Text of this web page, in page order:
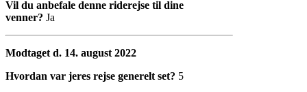
Vil du anbefale denne riderejse til dine
venner? Ja
Modtaget d. 14. august 2022
Hvordan var jeres rejse generelt set? 5